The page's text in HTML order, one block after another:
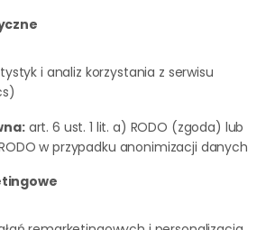
i analiz korzystania z serwisu
art. 6 ust. 1 lit. a) RODO (zgoda) lub
w przypadku anonimizacji danych